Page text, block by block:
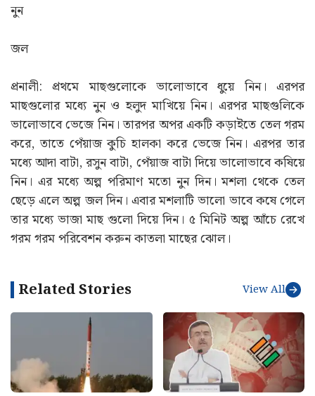
নুন
জল
প্রনালী: প্রথমে মাছগুলোকে ভালোভাবে ধুয়ে নিন। এরপর
মাছগুলোর মধ্যে নুন ও হলুদ মাখিয়ে নিন। এরপর মাছগুলিকে
ভালোভাবে ভেজে নিন। তারপর অপর একটি কড়াইতে তেল গরম
করে, তাতে পেঁয়াজ কুচি হালকা করে ভেজে নিন। এরপর তার
মধ্যে আদা বাটা, রসুন বাটা, পেঁয়াজ বাটা দিয়ে ভালোভাবে কষিয়ে
নিন। এর মধ্যে অল্প পরিমাণ মতো নুন দিন। মশলা থেকে তেল
ছেড়ে এলে অল্প জল দিন। এবার মশলাটি ভালো ভাবে কষে গেলে
তার মধ্যে ভাজা মাছ গুলো দিয়ে দিন। ৫ মিনিট অল্প আঁচে রেখে
গরম গরম পরিবেশন করুন কাতলা মাছের ঝোল।
Related Stories View All